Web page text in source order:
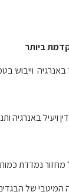
וייבוש
ויעיל באנרגיה